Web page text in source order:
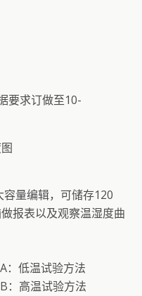
要求订做至10-
量编辑，可储存120
报表以及观察温湿度曲
：低温试验方法
：高温试验方法